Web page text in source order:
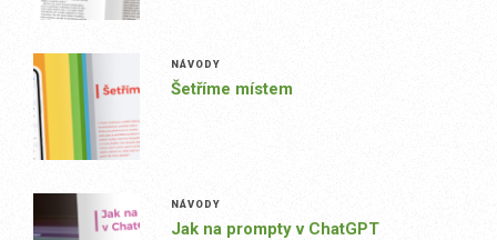
NÁVODY
Šetříme místem
NÁVODY
Jak na prompty v ChatGPT